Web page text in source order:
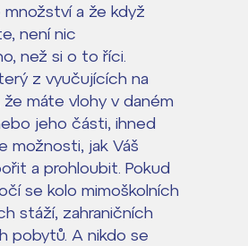
a že když
není nic
než si o to říci.
z vyučujících na
máte vlohy v daném
jeho části, ihned
možnosti, jak Váš
a prohloubit. Pokud
se kolo mimoškolních
stáží, zahraničních
pobytů. A nikdo se